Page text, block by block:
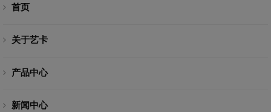
首页
关于艺卡
产品中心
新闻中心